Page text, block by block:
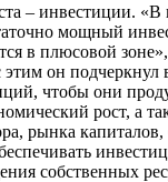
– инвестиции.
мощный
в плюсовой
он подчеркнул
чтобы они
рост, а
рынка капиталов,
собственных